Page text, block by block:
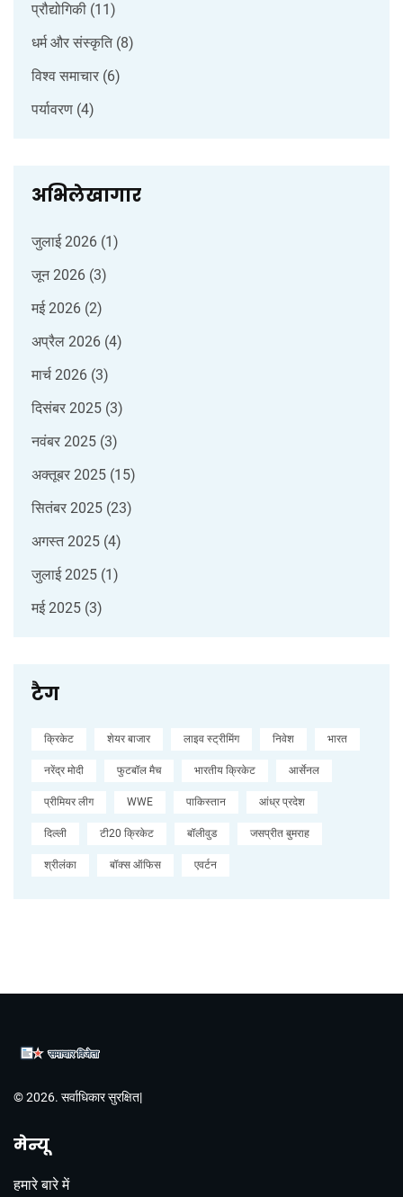
प्रौद्योगिकी (11)
धर्म और संस्कृति (8)
विश्व समाचार (6)
पर्यावरण (4)
अभिलेखागार
जुलाई 2026 (1)
जून 2026 (3)
मई 2026 (2)
अप्रैल 2026 (4)
मार्च 2026 (3)
दिसंबर 2025 (3)
नवंबर 2025 (3)
अक्तूबर 2025 (15)
सितंबर 2025 (23)
अगस्त 2025 (4)
जुलाई 2025 (1)
मई 2025 (3)
टैग
क्रिकेट शेयर बाजार लाइव स्ट्रीमिंग निवेश भारत
नरेंद्र मोदी फुटबॉल मैच भारतीय क्रिकेट आर्सेनल
प्रीमियर लीग WWE पाकिस्तान आंध्र प्रदेश
दिल्ली टी20 क्रिकेट बॉलीवुड जसप्रीत बुमराह
श्रीलंका बॉक्स ऑफिस एवर्टन
© 2026. सर्वाधिकार सुरक्षित|
मेन्यू
हमारे बारे में